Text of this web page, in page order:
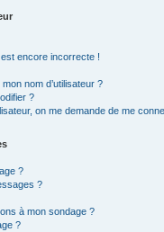
est encore incorrecte !
nom d’utilisateur ?
?
on me demande de me
?
?
à mon sondage ?
?